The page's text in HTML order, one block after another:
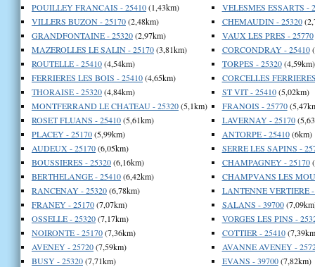
POUILLEY FRANCAIS - 25410(1,43km)
VILLERS BUZON - 25170(2,48km)
GRANDFONTAINE - 25320(2,97km)
MAZEROLLES LE SALIN - 25170(3,81km)
ROUTELLE - 25410(4,54km)
FERRIERES LES BOIS - 25410(4,65km)
THORAISE - 25320(4,84km)
MONTFERRAND LE CHATEAU - 25320(5,1km)
ROSET FLUANS - 25410(5,61km)
PLACEY - 25170(5,99km)
AUDEUX - 25170(6,05km)
BOUSSIERES - 25320(6,16km)
BERTHELANGE - 25410(6,42km)
RANCENAY - 25320(6,78km)
FRANEY - 25170(7,07km)
OSSELLE - 25320(7,17km)
NOIRONTE - 25170(7,36km)
AVENEY - 25720(7,59km)
BUSY - 25320(7,71km)
VELESMES ESSARTS -
CHEMAUDIN - 25320
VAUX LES PRES - 25770
CORCONDRAY - 25410
TORPES - 25320(4,59km)
CORCELLES
ST VIT - 25410(5,02km)
FRANOIS - 25770
LAVERNAY - 25170
ANTORPE - 25410(6km)
SERRE LES SAPINS -
CHAMPAGNEY - 25170
CHAMPVANS LES
LANTENNE VERTIERE -
SALANS - 39700
VORGES LES PINS -
COTTIER - 25410
AVANNE AVENEY -
EVANS - 39700(7,82km)